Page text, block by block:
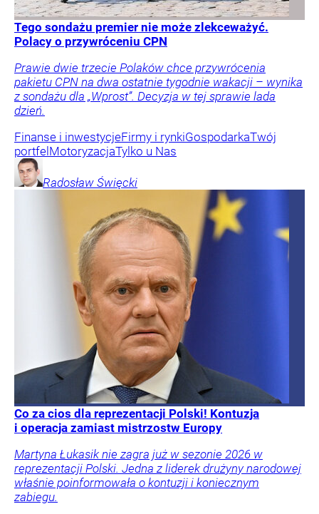
Tego sondażu premier nie może zlekceważyć.
Polacy o przywróceniu CPN
Prawie dwie trzecie Polaków chce przywrócenia
pakietu CPN na dwa ostatnie tygodnie wakacji – wynika
z sondażu dla „Wprost”. Decyzja w tej sprawie lada
dzień.
Finanse i inwestycjeFirmy i rynkiGospodarkaTwój
portfel MotoryzacjaTylko u Nas
Radosław Święcki
Co za cios dla reprezentacji Polski! Kontuzja
i operacja zamiast mistrzostw Europy
Martyna Łukasik nie zagra już w sezonie 2026 w
reprezentacji Polski. Jedna z liderek drużyny narodowej
właśnie poinformowała o kontuzji i koniecznym
zabiegu.